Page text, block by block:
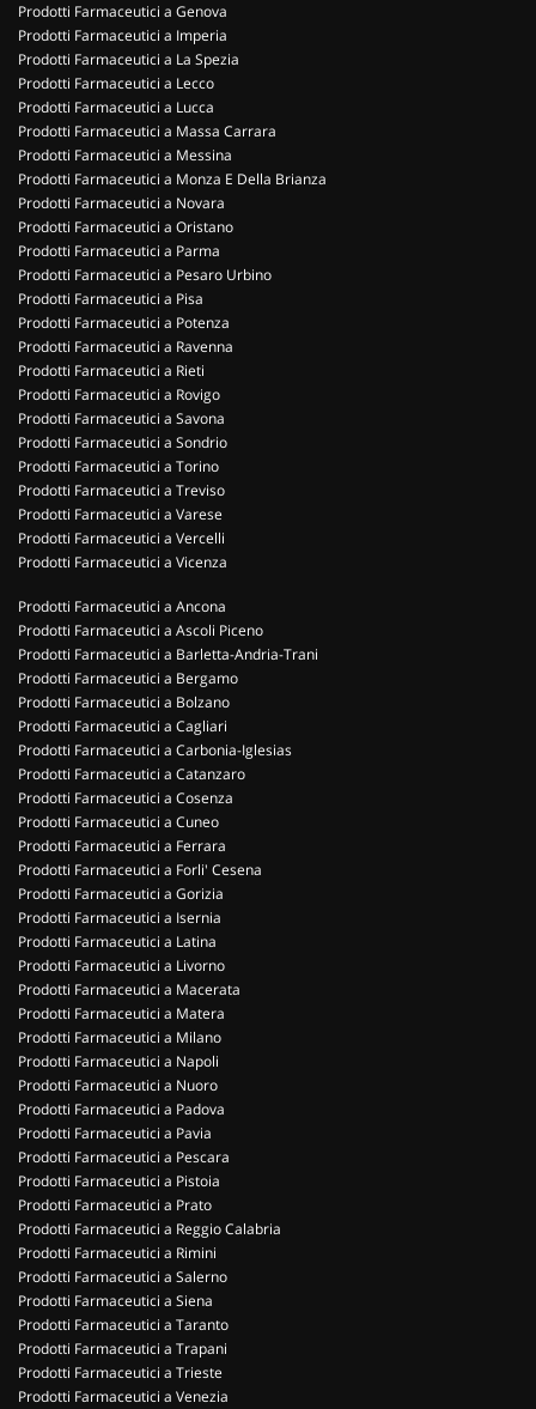
Prodotti Farmaceutici a Genova
Prodotti Farmaceutici a Imperia
Prodotti Farmaceutici a La Spezia
Prodotti Farmaceutici a Lecco
Prodotti Farmaceutici a Lucca
Prodotti Farmaceutici a Massa Carrara
Prodotti Farmaceutici a Messina
Prodotti Farmaceutici a Monza E Della Brianza
Prodotti Farmaceutici a Novara
Prodotti Farmaceutici a Oristano
Prodotti Farmaceutici a Parma
Prodotti Farmaceutici a Pesaro Urbino
Prodotti Farmaceutici a Pisa
Prodotti Farmaceutici a Potenza
Prodotti Farmaceutici a Ravenna
Prodotti Farmaceutici a Rieti
Prodotti Farmaceutici a Rovigo
Prodotti Farmaceutici a Savona
Prodotti Farmaceutici a Sondrio
Prodotti Farmaceutici a Torino
Prodotti Farmaceutici a Treviso
Prodotti Farmaceutici a Varese
Prodotti Farmaceutici a Vercelli
Prodotti Farmaceutici a Vicenza
Prodotti Farmaceutici a Ancona
Prodotti Farmaceutici a Ascoli Piceno
Prodotti Farmaceutici a Barletta-Andria-Trani
Prodotti Farmaceutici a Bergamo
Prodotti Farmaceutici a Bolzano
Prodotti Farmaceutici a Cagliari
Prodotti Farmaceutici a Carbonia-Iglesias
Prodotti Farmaceutici a Catanzaro
Prodotti Farmaceutici a Cosenza
Prodotti Farmaceutici a Cuneo
Prodotti Farmaceutici a Ferrara
Prodotti Farmaceutici a Forli' Cesena
Prodotti Farmaceutici a Gorizia
Prodotti Farmaceutici a Isernia
Prodotti Farmaceutici a Latina
Prodotti Farmaceutici a Livorno
Prodotti Farmaceutici a Macerata
Prodotti Farmaceutici a Matera
Prodotti Farmaceutici a Milano
Prodotti Farmaceutici a Napoli
Prodotti Farmaceutici a Nuoro
Prodotti Farmaceutici a Padova
Prodotti Farmaceutici a Pavia
Prodotti Farmaceutici a Pescara
Prodotti Farmaceutici a Pistoia
Prodotti Farmaceutici a Prato
Prodotti Farmaceutici a Reggio Calabria
Prodotti Farmaceutici a Rimini
Prodotti Farmaceutici a Salerno
Prodotti Farmaceutici a Siena
Prodotti Farmaceutici a Taranto
Prodotti Farmaceutici a Trapani
Prodotti Farmaceutici a Trieste
Prodotti Farmaceutici a Venezia